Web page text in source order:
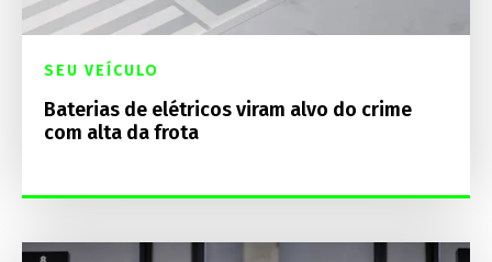
SEU VEÍCULO
Baterias de elétricos viram alvo do crime
com alta da frota